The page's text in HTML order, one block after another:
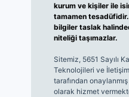
kurum ve kişiler ile
tamamen
bilgiler taslak
niteliği taşımazlar.
Sitemiz, 5651 Sayılı
Teknolojileri ve
tarafından onaylanmış
olarak hizmet